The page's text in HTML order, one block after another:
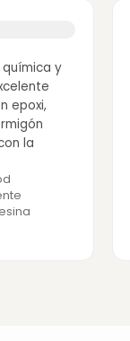
química y
epoxi,
la